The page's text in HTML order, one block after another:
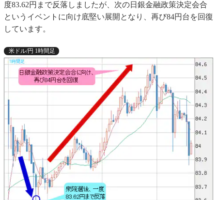
度83.62円まで反落しましたが、次の日銀金融政策決定会合
というイベントに向け底堅い展開となり、再び84円台を回復
しています。
米ドル/円 1時間足